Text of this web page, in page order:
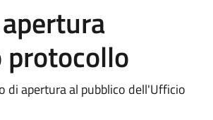
di apertura al pubblico dell'Ufficio